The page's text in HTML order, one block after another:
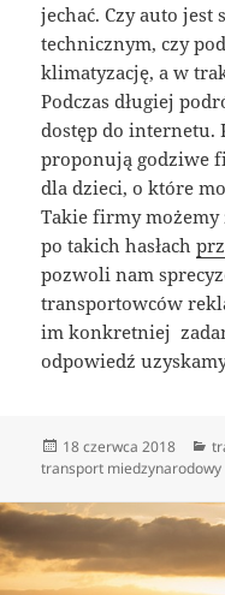
jechać. Czy auto
technicznym, czy
klimatyzację, a w
Podczas długiej
dostęp do
proponują godziwe
dla dzieci, o które
Takie firmy
po takich hasłach
pozwoli nam
transportowców
im konkretniej
odpowiedź
Data
publikacji
18 czerwca 2018
transport miedzynarodowy